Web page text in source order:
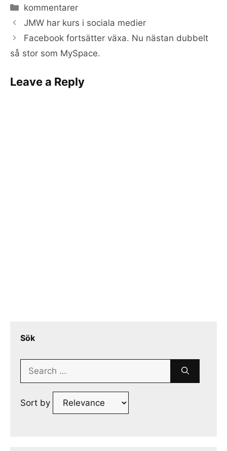
Categories
kommentarer
JMW har kurs i sociala medier
Facebook fortsätter växa. Nu nästan dubbelt
så stor som MySpace.
Leave a Reply
Sök
Search
Sort by